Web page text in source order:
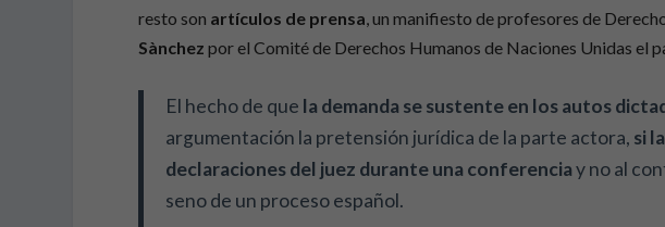
resto son artículos de prensa, un manifiesto de profesores de
Sànchez por el Comité de Derechos Humanos de Naciones Unidas el
El hecho de que la demanda se sustente en los autos
argumentación la pretensión jurídica de la parte actora, si
declaraciones del juez durante una conferenciay no al
seno de un proceso español.